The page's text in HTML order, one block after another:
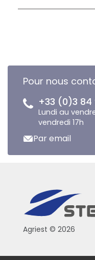
Pour nous
+33 (0)3 84
Lundi au
vendredi 17h
Par email
Agriest © 2026